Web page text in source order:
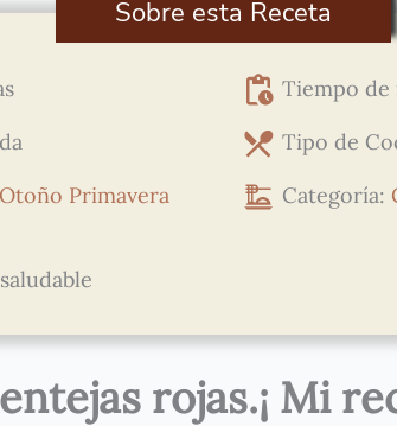
Sobre esta Receta
Tiempo de
Tipo de
Otoño Primavera
Categoría:
rojas.¡ Mi